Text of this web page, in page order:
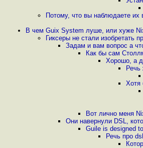
Потому, что вы наблюдаете их
В чем Guix System луше, или хуже
Гиксеры не стали изобретать
Задам и вам вопрос а
Как бы сам
Хорошо, а
Речь
Хотя
Вот лично меня
Они навернули DSL,
Guile is designed
Речь про